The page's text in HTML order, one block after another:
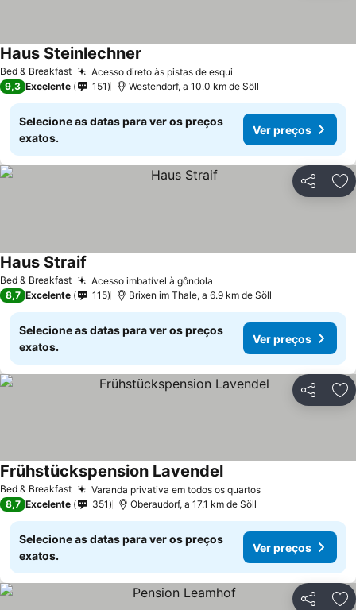
Bed & Breakfast Acesso direto às pistas de esqui
Haus Steinlechner
9,3 Excelente 151 Westendorf, a 10.0 km de Söll
Selecione as datas para ver os preços
exatos.
Ver preços
Partilhar
Bed & Breakfast Acesso imbatível à gôndola
Haus Straif
8,7 Excelente 115 Brixen im Thale, a 6.9 km de Söll
Selecione as datas para ver os preços
exatos.
Ver preços
Partilhar
Bed & Breakfast Varanda privativa em todos os quartosVer preços
Frühstückspension LavendelVer preços
8,7 Excelente 351 Oberaudorf, a 17.1 km de Söll
Selecione as datas para ver os preços
exatos.
Ver preços
Partilhar